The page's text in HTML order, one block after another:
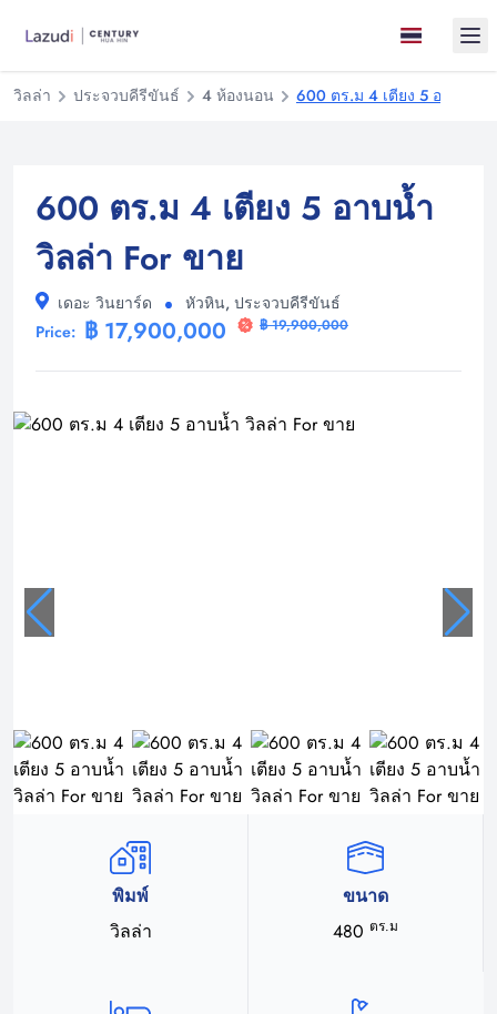
วิลล่า ประจวบคีรีขันธ์ 4 ห้องนอน 600 ตร.ม 4 เตียง 5 อาบน้ำ
600 ตร.ม 4 เตียง 5 อาบน้ำ
วิลล่า For ขาย
เดอะ วินยาร์ด
หัวหิน, ประจวบคีรีขันธ์
Price: ฿ 17,900,000 ฿ 19,900,000
พิมพ์
วิลล่า
ขนาด
480 ตร.ม